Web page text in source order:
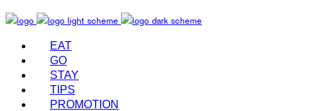
EAT
GO
STAY
TIPS
PROMOTION